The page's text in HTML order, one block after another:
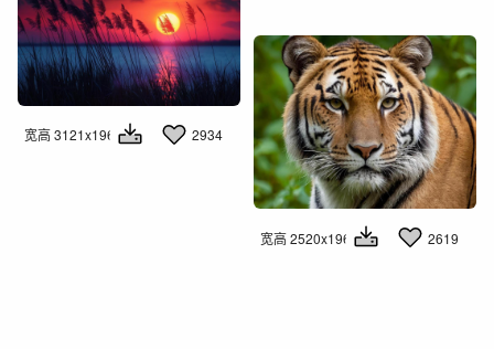
宽高 3121x1960 2934
宽高 2520x1960 2619